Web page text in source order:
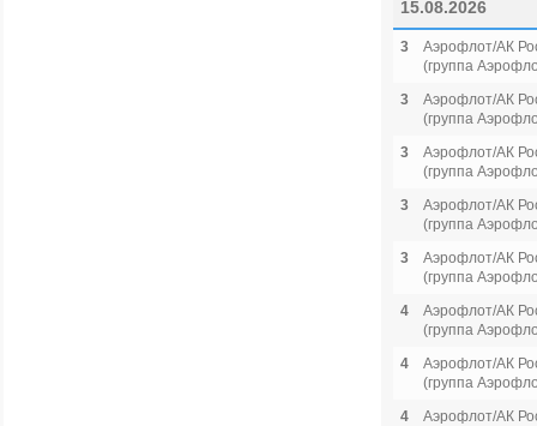
15.08.2026
3
Аэрофлот/АК
(группа
3
Аэрофлот/АК
(группа
3
Аэрофлот/АК
(группа
3
Аэрофлот/АК
(группа
3
Аэрофлот/АК
(группа
4
Аэрофлот/АК
(группа
4
Аэрофлот/АК
(группа
4
Аэрофлот/АК